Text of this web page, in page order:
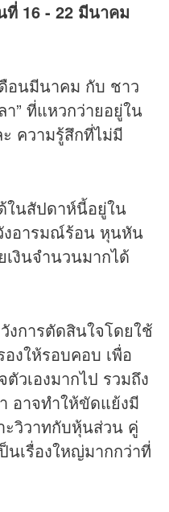
ที่ 16 - 22 มีนาคม
อนมีนาคม กับ ชาว
า” ที่แหวกว่ายอยู่ใน
ความรู้สึกที่ไม่มี
ในสัปดาห์นี้อยู่ใน
งอารมณ์ร้อน หุนหัน
งินจำนวนมากได้
งการตัดสินใจโดยใช้
งให้รอบคอบ เพื่อ
วเองมากไป รวมถึง
อาจทำให้ขัดแย้งมี
ะวิวาทกับหุ้นส่วน คู่
เรื่องใหญ่มากกว่าที่